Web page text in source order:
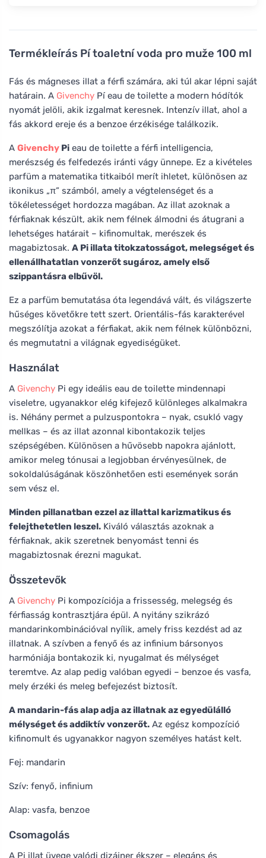
Termékleírás Pí toaletní voda pro muže 100 ml
Fás és mágneses illat a férfi számára, aki túl akar lépni saját
határain. A Givenchy Pí eau de toilette a modern hódítók
nyomát jelöli, akik izgalmat keresnek. Intenzív illat, ahol a
fás akkord ereje és a benzoe érzékisége találkozik.
A Givenchy Pi eau de toilette a férfi intelligencia,
merészség és felfedezés iránti vágy ünnepe. Ez a kivételes
parfüm a matematika titkaiból merít ihletet, különösen az
ikonikus „π” számból, amely a végtelenséget és a
tökéletességet hordozza magában. Az illat azoknak a
férfiaknak készült, akik nem félnek álmodni és átugrani a
lehetséges határait – kifinomultak, merészek és
magabiztosak. A Pi illata titokzatosságot, melegséget és
ellenállhatatlan vonzerőt sugároz, amely első
szippantásra elbűvöl.
Ez a parfüm bemutatása óta legendává vált, és világszerte
hűséges követőkre tett szert. Orientális-fás karakterével
megszólítja azokat a férfiakat, akik nem félnek különbözni,
és megmutatni a világnak egyediségüket.
Használat
A Givenchy Pi egy ideális eau de toilette mindennapi
viseletre, ugyanakkor elég kifejező különleges alkalmakra
is. Néhány permet a pulzuspontokra – nyak, csukló vagy
mellkas – és az illat azonnal kibontakozik teljes
szépségében. Különösen a hűvösebb napokra ajánlott,
amikor meleg tónusai a legjobban érvényesülnek, de
sokoldalúságának köszönhetően esti események során
sem vész el.
Minden pillanatban ezzel az illattal karizmatikus és
felejthetetlen leszel. Kiváló választás azoknak a
férfiaknak, akik szeretnek benyomást tenni és
magabiztosnak érezni magukat.
Összetevők
A Givenchy Pi kompozíciója a frissesség, melegség és
férfiasság kontrasztjára épül. A nyitány szikrázó
mandarinkombinációval nyílik, amely friss kezdést ad az
illatnak. A szívben a fenyő és az infinium bársonyos
harmóniája bontakozik ki, nyugalmat és mélységet
teremtve. Az alap pedig valóban egyedi – benzoe és vasfa,
mely érzéki és meleg befejezést biztosít.
A mandarin-fás alap adja az illatnak az egyedülálló
mélységet és addiktív vonzerőt. Az egész kompozíció
kifinomult és ugyanakkor nagyon személyes hatást kelt.
Fej: mandarin
Szív: fenyő, infinium
Alap: vasfa, benzoe
Csomagolás
A Pi illat üvege valódi dizájner ékszer – elegáns és